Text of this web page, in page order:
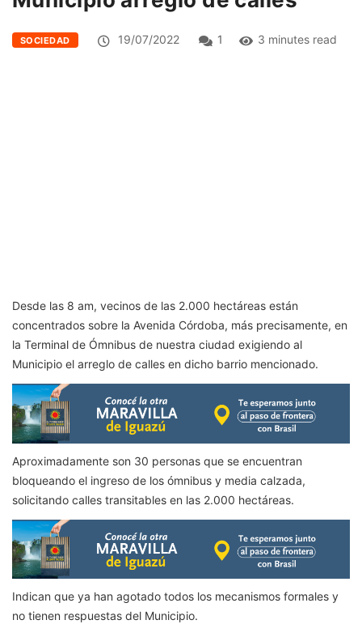
SOCIEDAD 19/07/2022 1 3 minutes read
Desde las 8 am, vecinos de las 2.000 hectáreas están
concentrados sobre la Avenida Córdoba, más precisamente, en
la Terminal de Ómnibus de nuestra ciudad exigiendo al
Municipio el arreglo de calles en dicho barrio mencionado.
Aproximadamente son 30 personas que se encuentran
bloqueando el ingreso de los ómnibus y media calzada,
solicitando calles transitables en las 2.000 hectáreas.
Indican que ya han agotado todos los mecanismos formales y
no tienen respuestas del Municipio.